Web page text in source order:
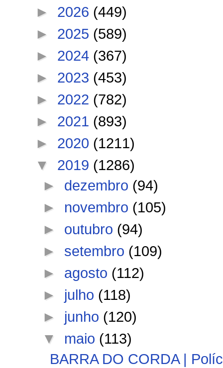
► 2026 (449)
► 2025 (589)
► 2024 (367)
► 2023 (453)
► 2022 (782)
► 2021 (893)
► 2020 (1211)
▼ 2019 (1286)
► dezembro (94)
► novembro (105)
► outubro (94)
► setembro (109)
► agosto (112)
► julho (118)
► junho (120)
▼ maio (113)
BARRA DO CORDA |